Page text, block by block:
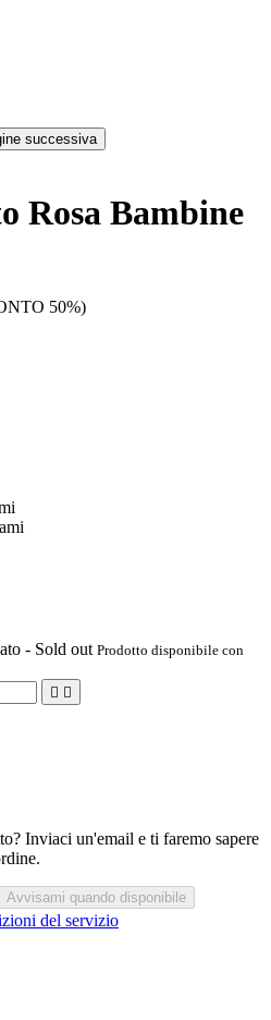
successiva
Rosa Bambine
50%)
- Sold out Prodotto disponibile con
 
Inviaci un'email e ti faremo sapere
Avvisami quando disponibile
del servizio